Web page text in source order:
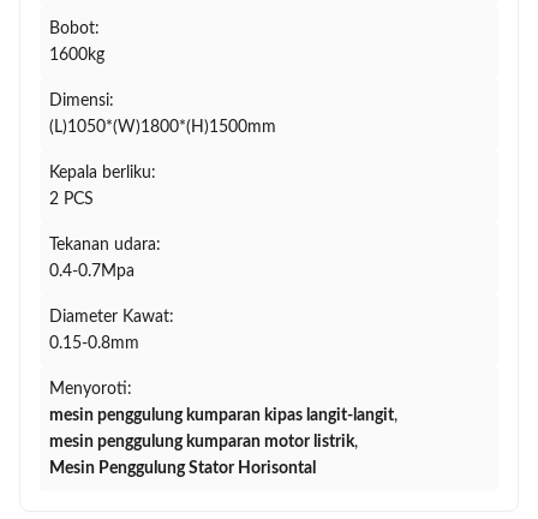
Bobot:
1600kg
Dimensi:
(L)1050*(W)1800*(H)1500mm
Kepala berliku:
2 PCS
Tekanan udara:
0.4-0.7Mpa
Diameter Kawat:
0.15-0.8mm
Menyoroti:
mesin penggulung kumparan kipas langit-langit,
mesin penggulung kumparan motor listrik,
Mesin Penggulung Stator Horisontal